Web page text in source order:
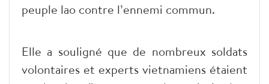
peuple lao contre l’ennemi commun.
Elle a souligné que de nombreux soldats
volontaires et experts vietnamiens étaient